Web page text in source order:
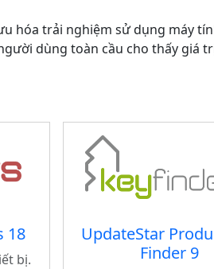
hóa trải nghiệm sử dụng máy
dùng toàn cầu cho thấy giá
18
bị.
UpdateStar
Finder 9